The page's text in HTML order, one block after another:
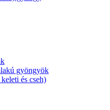
gyöngyök
és cseh)